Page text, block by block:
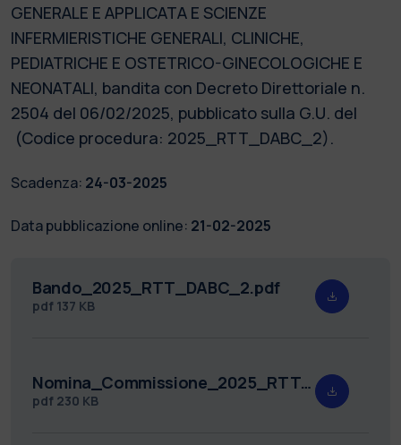
GENERALE E APPLICATA E SCIENZE
INFERMIERISTICHE GENERALI, CLINICHE,
PEDIATRICHE E OSTETRICO-GINECOLOGICHE E
NEONATALI, bandita con Decreto Direttoriale n.
2504 del 06/02/2025, pubblicato sulla G.U. del
(Codice procedura: 2025_RTT_DABC_2).
Scadenza: 24-03-2025
Data pubblicazione online: 21-02-2025
Bando_2025_RTT_DABC_2.pdf
pdf 137 KB
Nomina_Commissione_2025_RTT_DABC_2.pdf
pdf 230 KB